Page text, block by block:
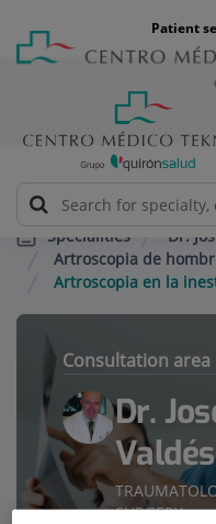
content
Menú
teléfono
Patient
Specialities
Dr.
Artroscopia de
Artroscopia en la
Consultation area
Dr.
SURGERY